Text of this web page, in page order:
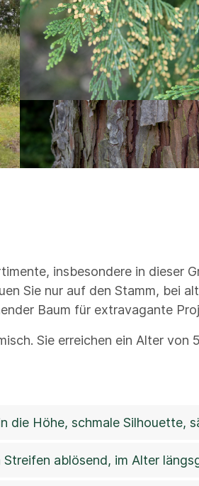
insbesondere in dieser
Sie nur auf den Stamm, bei
Baum für extravagante
Sie erreichen ein Alter von
die Höhe, schmale Silhouette,
Streifen ablösend, im Alter